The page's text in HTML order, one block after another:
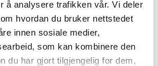
å analysere trafikken vår. Vi deler
hvordan du bruker nettstedet
innen sosiale medier,
som kan kombinere den
du har gjort tilgjengelig for dem,
Oxide 1193